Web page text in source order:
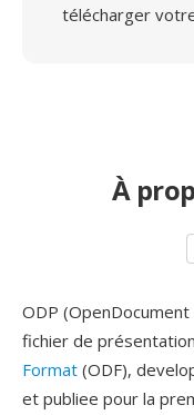
télécharger
À
ODP
fichier de
Format (ODF),
et publiee pour la